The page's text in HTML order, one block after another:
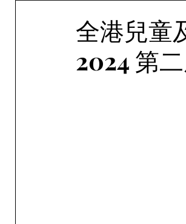
Story telling | 物語を語る
全港兒童
2024 第